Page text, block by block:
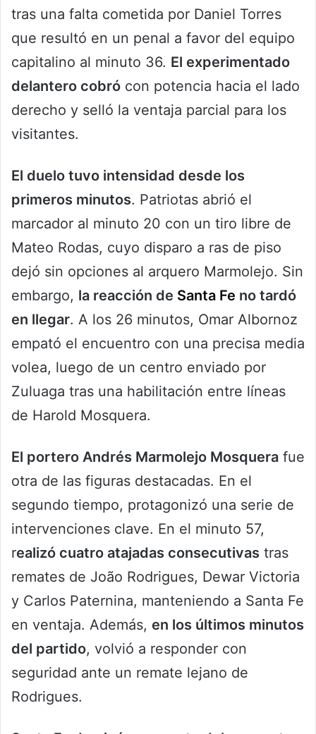
tras una falta cometida por Daniel Torres
que resultó en un penal a favor del equipo
capitalino al minuto 36. El experimentado
delantero cobró con potencia hacia el lado
derecho y selló la ventaja parcial para los
visitantes.
El duelo tuvo intensidad desde los
primeros minutos. Patriotas abrió el
marcador al minuto 20 con un tiro libre de
Mateo Rodas, cuyo disparo a ras de piso
dejó sin opciones al arquero Marmolejo. Sin
embargo, la reacción de Santa Fe no tardó
en llegar. A los 26 minutos, Omar Albornoz
empató el encuentro con una precisa media
volea, luego de un centro enviado por
Zuluaga tras una habilitación entre líneas
de Harold Mosquera.
El portero Andrés Marmolejo Mosquera fue
otra de las figuras destacadas. En el
segundo tiempo, protagonizó una serie de
intervenciones clave. En el minuto 57,
realizó cuatro atajadas consecutivas tras
remates de João Rodrigues, Dewar Victoria
y Carlos Paternina, manteniendo a Santa Fe
en ventaja. Además, en los últimos minutos
del partido, volvió a responder con
seguridad ante un remate lejano de
Rodrigues.